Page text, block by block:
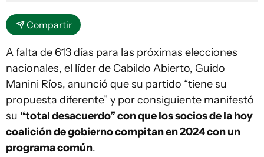
Compartir
A falta de 613 días para las próximas elecciones
nacionales, el líder de Cabildo Abierto, Guido
Manini Ríos, anunció que su partido “tiene su
propuesta diferente” y por consiguiente manifestó
su “total desacuerdo” con que los socios de la hoy
coalición de gobierno compitan en 2024 con un
programa común.